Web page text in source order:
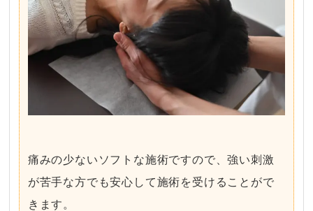
痛みの少ないソフトな施術ですので、強い刺激
が苦手な方でも安心して施術を受けることがで
きます。